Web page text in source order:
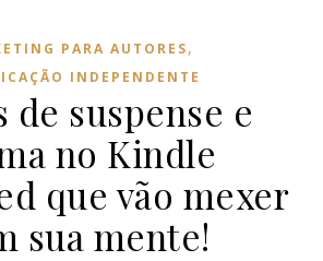
PARA AUTORES,
INDEPENDENTE
de suspense e
no Kindle
que vão mexer
sua mente!